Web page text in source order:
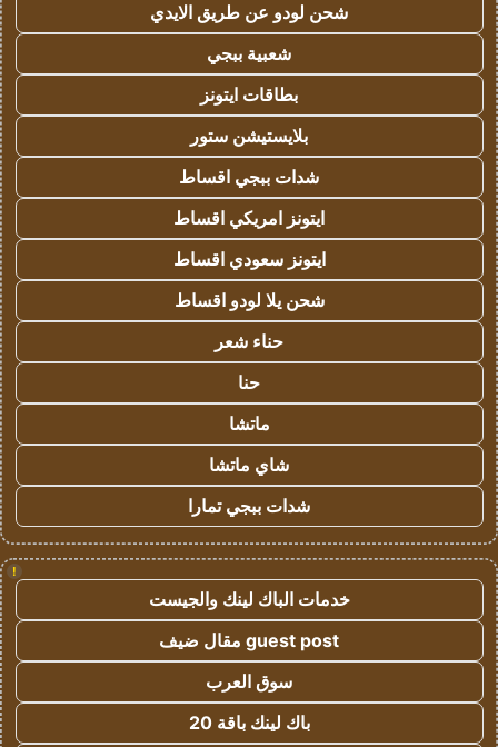
شحن لودو عن طريق الايدي
شعبية ببجي
بطاقات ايتونز
بلايستيشن ستور
شدات ببجي اقساط
ايتونز امريكي اقساط
ايتونز سعودي اقساط
شحن يلا لودو اقساط
حناء شعر
حنا
ماتشا
شاي ماتشا
شدات ببجي تمارا
!
خدمات الباك لينك والجيست
guest post مقال ضيف
سوق العرب
باك لينك باقة 20